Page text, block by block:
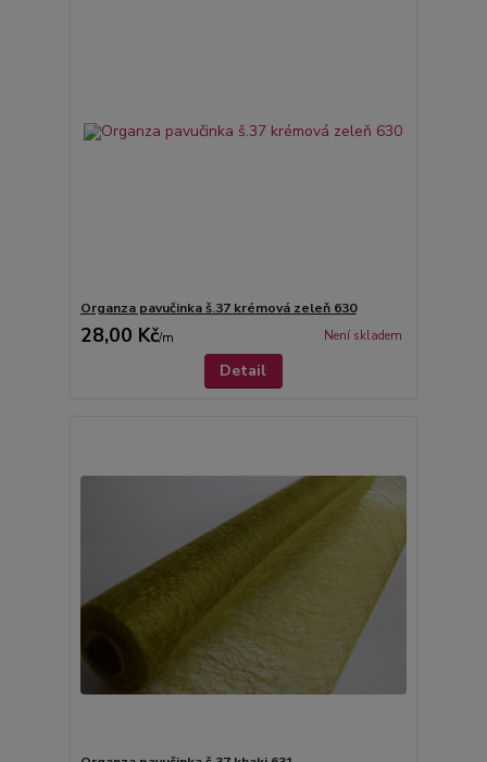
Organza pavučinka š.37 krémová zeleň 630
28,00 Kč/m Není skladem
Detail